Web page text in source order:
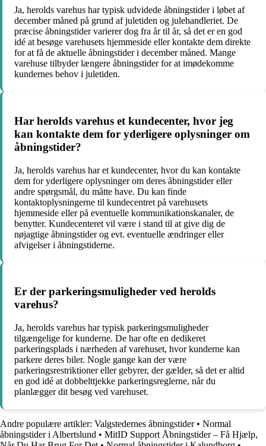
Ja, herolds varehus har typisk udvidede åbningstider i løbet af
december måned på grund af juletiden og julehandleriet. De
præcise åbningstider varierer dog fra år til år, så det er en god
idé at besøge varehusets hjemmeside eller kontakte dem direkte
for at få de aktuelle åbningstider i december måned. Mange
varehuse tilbyder længere åbningstider for at imødekomme
kundernes behov i juletiden.
Har herolds varehus et kundecenter, hvor jeg
kan kontakte dem for yderligere oplysninger om
åbningstider?
Ja, herolds varehus har et kundecenter, hvor du kan kontakte
dem for yderligere oplysninger om deres åbningstider eller
andre spørgsmål, du måtte have. Du kan finde
kontaktoplysningerne til kundecentret på varehusets
hjemmeside eller på eventuelle kommunikationskanaler, de
benytter. Kundecenteret vil være i stand til at give dig de
nøjagtige åbningstider og evt. eventuelle ændringer eller
afvigelser i åbningstiderne.
Er der parkeringsmuligheder ved herolds
varehus?
Ja, herolds varehus har typisk parkeringsmuligheder
tilgængelige for kunderne. De har ofte en dedikeret
parkeringsplads i nærheden af varehuset, hvor kunderne kan
parkere deres biler. Nogle gange kan der være
parkeringsrestriktioner eller gebyrer, der gælder, så det er altid
en god idé at dobbelttjekke parkeringsreglerne, når du
planlægger dit besøg ved varehuset.
Andre populære artikler: Valgstedernes åbningstider• Normal
åbningstider i Albertslund • MitID Support Åbningstider – Få Hjælp,